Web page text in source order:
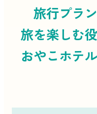
旅行プラ
旅を楽しむ
おやこホテ